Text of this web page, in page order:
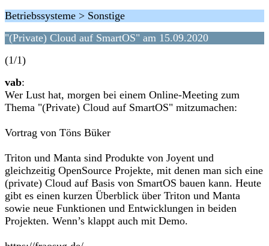
Betriebssysteme > Sonstige
"(Private) Cloud auf SmartOS" am 15.09.2020
(1/1)
vab:
Wer Lust hat, morgen bei einem Online-Meeting zum
Thema "(Private) Cloud auf SmartOS" mitzumachen:
Vortrag von Töns Büker
Triton und Manta sind Produkte von Joyent und
gleichzeitig OpenSource Projekte, mit denen man sich eine
(private) Cloud auf Basis von SmartOS bauen kann. Heute
gibt es einen kurzen Überblick über Triton und Manta
sowie neue Funktionen und Entwicklungen in beiden
Projekten. Wenn’s klappt auch mit Demo.